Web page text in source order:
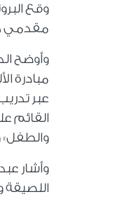
وقع
مقدمي
وأوضح
مبادرة
عبر
القائم
والطفل»
وأشار